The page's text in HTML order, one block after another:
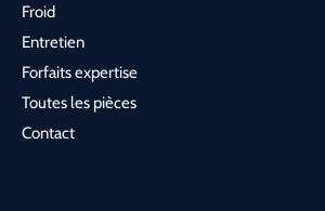
Froid
Entretien
Forfaits expertise
Toutes les pièces
Contact